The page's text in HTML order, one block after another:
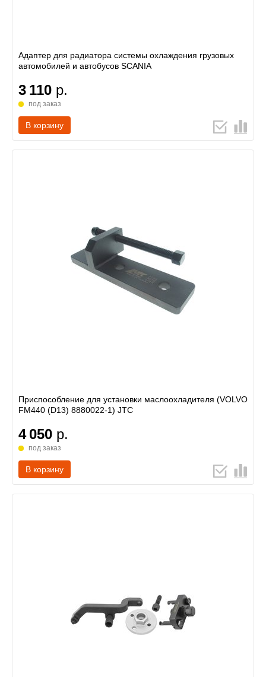
Адаптер для радиатора системы охлаждения грузовых
автомобилей и автобусов SCANIA
3 110 р.
под заказ
В корзину
Приспособление для установки маслоохладителя (VOLVO
FM440 (D13) 8880022-1) JTC
4 050 р.
под заказ
В корзину